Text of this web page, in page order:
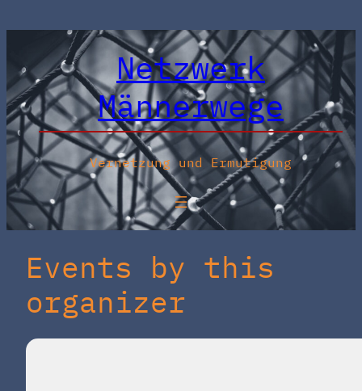
Netzwerk
Männerwege
Vernetzung und Ermutigung
Events by this
organizer